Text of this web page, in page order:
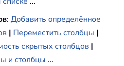
: Добавить определённое
| Переместить столбцы |
скрытых столбцов |
и столбцы ...